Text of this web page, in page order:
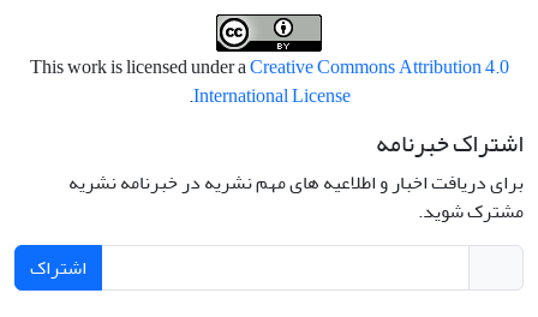
This work is licensed under aCreative Commons Attribution 4.0
International License
.
اشتراک خبرنامه
برای دریافت اخبار و اطلاعیه های مهم نشریه در خبرنامه نشریه
مشترک شوید.
اشتراک